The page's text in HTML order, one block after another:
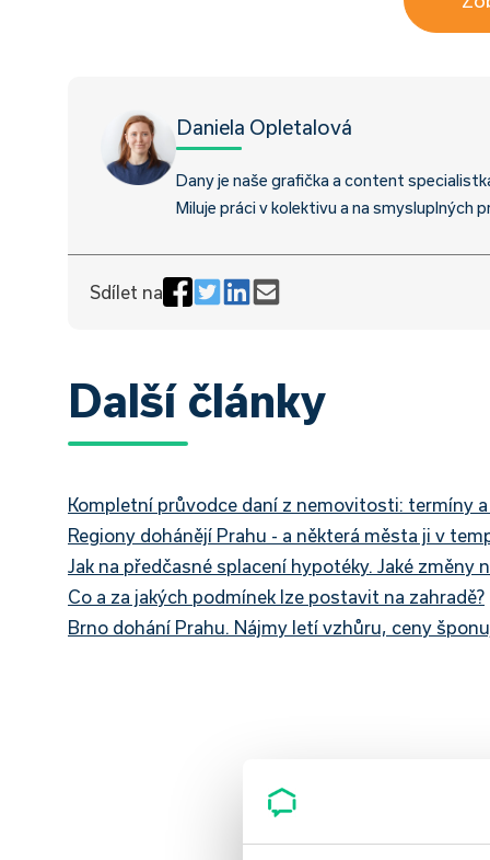
Daniela Opletalová
Dany je naše grafička a content
Miluje práci v kolektivu a na smysluplných
Sdílet na
Další články
Kompletní průvodce daní z nemovitosti: termíny
Regiony dohánějí Prahu - a některá města ji v
Jak na předčasné splacení hypotéky. Jaké změny
Co a za jakých podmínek lze postavit na zahradě?
Brno dohání Prahu. Nájmy letí vzhůru, ceny